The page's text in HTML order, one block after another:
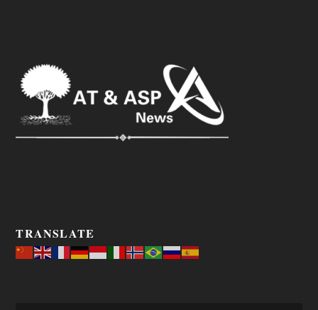
TRANSLATE